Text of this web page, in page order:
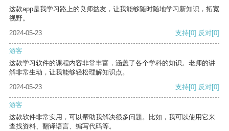
这款app是我学习路上的良师益友，让我能够随时随地学习新知识，拓宽
视野。
2024-05-23
支持[0] 反对[0]
游客
这款学习软件的课程内容非常丰富，涵盖了各个学科的知识。老师的讲
解非常生动，让我能够轻松理解知识点。
2024-05-23
支持[0] 反对[0]
游客
这款软件非常实用，可以帮助我解决很多问题。比如，我可以使用它来
查找资料、翻译语言、编写代码等。